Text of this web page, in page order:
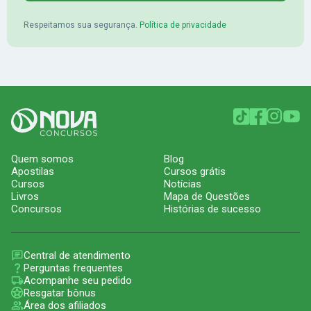
Respeitamos sua segurança. Política de privacidade
Quem somos
Apostilas
Cursos
Livros
Concursos
Blog
Cursos grátis
Notícias
Mapa de Questões
Histórias de sucesso
Central de atendimento
Perguntas frequentes
Acompanhe seu pedido
Resgatar bônus
Área dos afiliados